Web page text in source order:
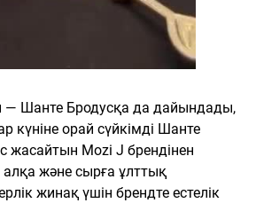
— Шанте Бродусқа да дайындады,
күніне орай сүйкімді Шанте
Mozi J брендінен
және сырға ұлттық
жинақ үшін брендте естелік